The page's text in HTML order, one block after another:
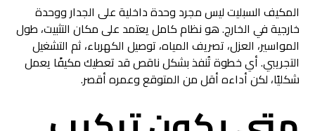
المكيف السبليت ليس مجرد وحدة داخلية على الجدار ووحدة
خارجية في الخارج. هو نظام كامل يعتمد على مكان التثبيت، طول
المواسير، العزل، تصريف المياه، توصيل الكهرباء، ثم التشغيل
التجريبي. أي خطوة تُنفذ بشكل ناقص قد تعطيك مكيفًا يعمل
شكليًا، لكن أداءه أقل من المتوقع وعمره أقصر.